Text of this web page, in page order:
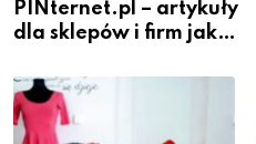
PINternet.pl – artykuły
dla sklepów i firm jako
widoczność